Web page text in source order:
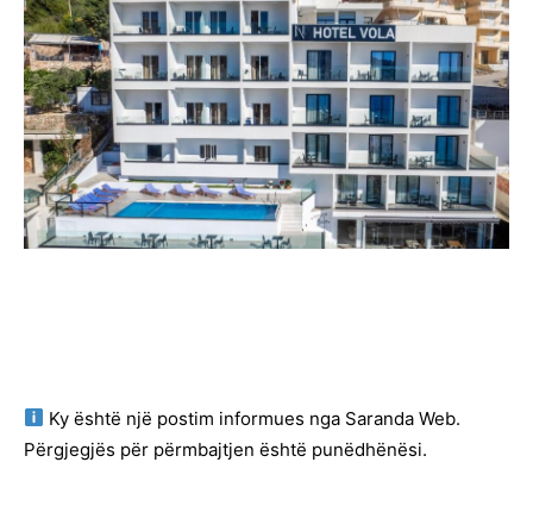
Ky është një postim informues nga Saranda Web.
Përgjegjës për përmbajtjen është punëdhënësi.